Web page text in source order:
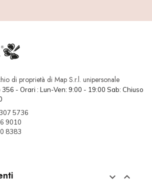
di proprietà di Map S.r.l. unipersonale
356 - Orari : Lun-Ven: 9:00 - 19:00 Sab: Chiuso
5736
9010
8383
 